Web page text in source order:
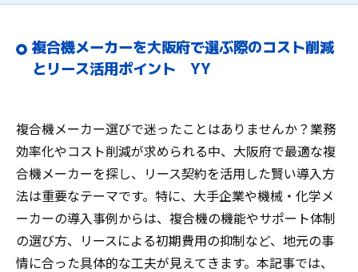
複合機メーカーを大阪府で選ぶ際のコスト削減
とリース活用ポイント YY
複合機メーカー選びで迷ったことはありませんか？業務
効率化やコスト削減が求められる中、大阪府で最適な複
合機メーカーを探し、リース契約を活用した賢い導入方
法は重要なテーマです。特に、大手企業や機械・化学メ
ーカーの導入事例からは、複合機の機能やサポート体制
の選び方、リースによる初期費用の抑制など、地元の事
情に合った具体的な工夫が見えてきます。本記事では、